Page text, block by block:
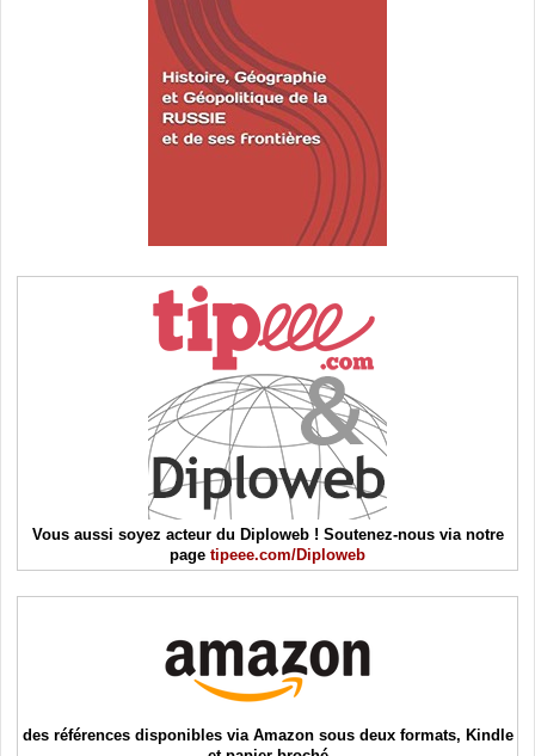
Vous aussi soyez acteur du Diploweb ! Soutenez-nous via notre
page tipeee.com/Diploweb
des références disponibles via Amazon sous deux formats, Kindle